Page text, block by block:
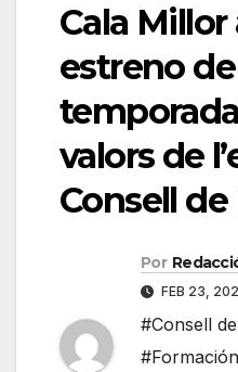
Cala
estreno
valors de
Consell
Por
FEB 23,
#Consell